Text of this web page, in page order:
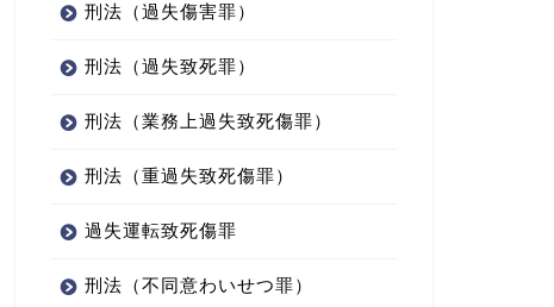
刑法（過失傷害罪）
刑法（過失致死罪）
刑法（業務上過失致死傷罪）
刑法（重過失致死傷罪）
過失運転致死傷罪
刑法（不同意わいせつ罪）